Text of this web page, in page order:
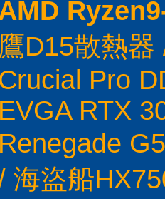
鷹D15散熱
Crucial Pro
EVGA RTX
Renegade
海盜船